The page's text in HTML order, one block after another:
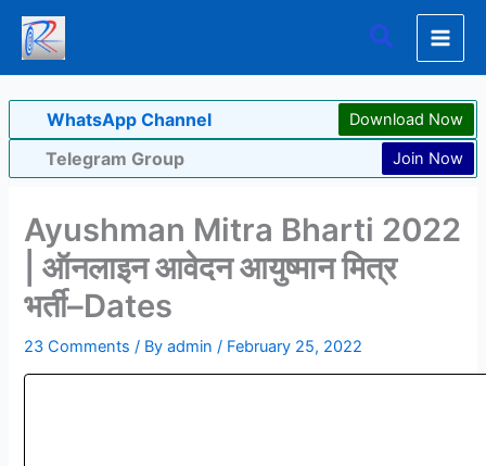
Skip
content
Search
WhatsApp Channel Download Now
Telegram Group Join Now
Ayushman Mitra Bharti 2022
| ऑनलाइन आवेदन आयुष्मान मित्र
भर्ती–Dates
23 Comments / Byadmin/ February 25, 2022